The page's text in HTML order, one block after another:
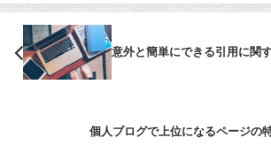
意外と簡単にできる引用に関
個人ブログで上位になるページの